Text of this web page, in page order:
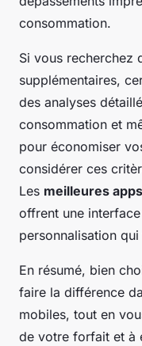
consommation.
Si vous recherchez
supplémentaires,
des analyses
consommation et
pour économiser
considérer ces
Les meilleures
offrent une
personnalisation
En résumé, bien
faire la différence
mobiles, tout en
de votre forfait et à